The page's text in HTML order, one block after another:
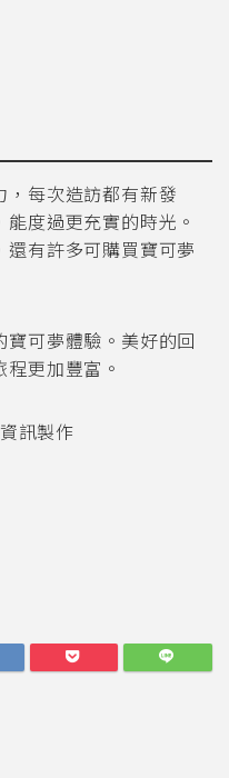
每次造訪都有新發
度過更充實的時光。
有許多可購買寶可夢
可夢體驗。美好的回
更加豐富。
訊製作